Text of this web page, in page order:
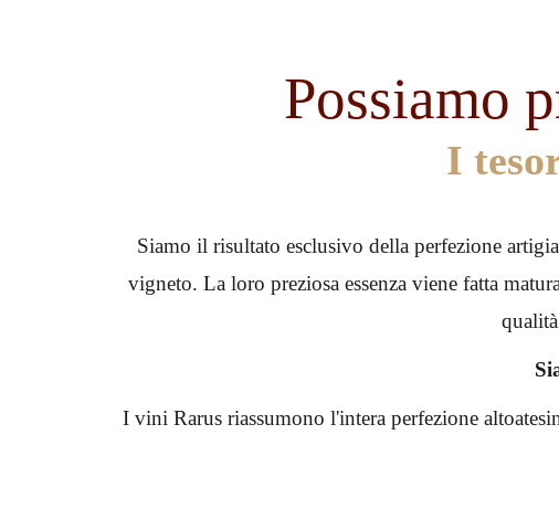
Possiamo
I
Siamo il risultato esclusivo della perfezione
vigneto. La loro preziosa essenza viene fatta
I vini Rarus riassumono l'intera perfezione